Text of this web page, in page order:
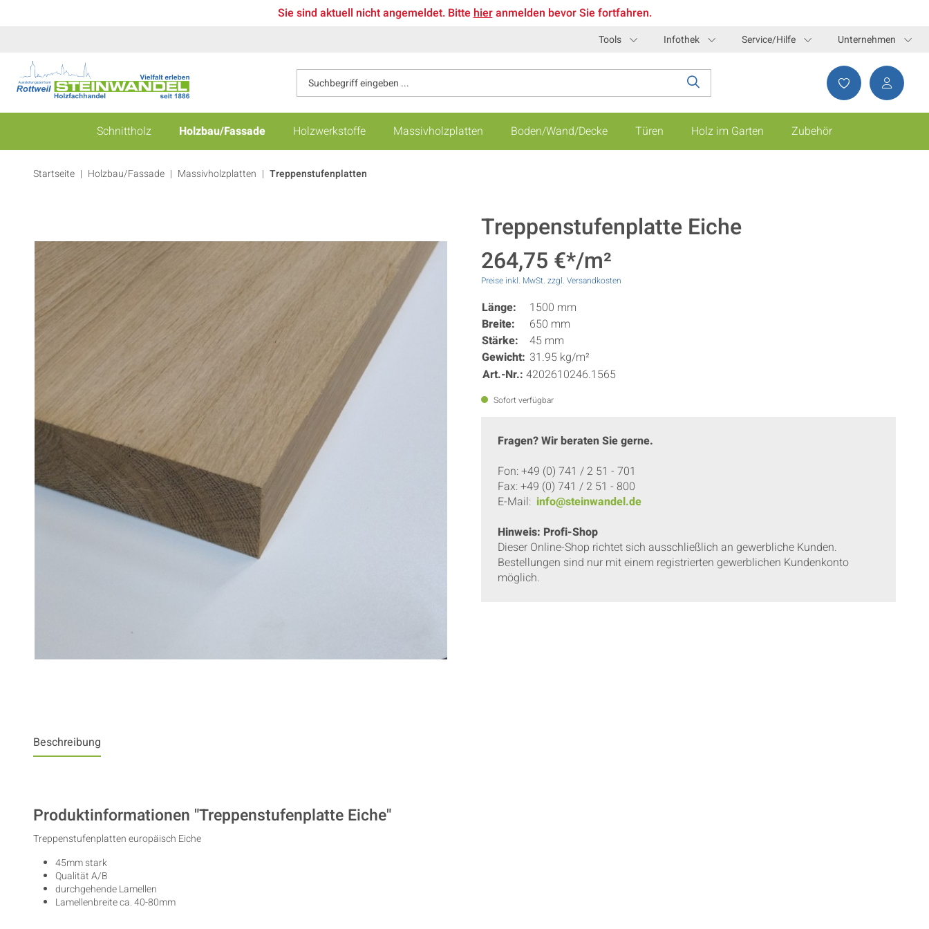
Sie sind aktuell nicht angemeldet. Bittehieranmelden bevor Sie fortfahren.
Tools Infothek Service/Hilfe Unternehmen
Schnittholz Holzbau/Fassade Holzwerkstoffe Massivholzplatten Boden/Wand/Decke Türen Holz im Garten Zubehör
Startseite Holzbau/Fassade | Massivholzplatten | Treppenstufenplatten
Treppenstufenplatte Eiche
264,75 €*/m²
Preise inkl. MwSt. zzgl. Versandkosten
Länge:
1500 mm
Breite:
650 mm
Stärke:
45 mm
Gewicht: 31.95 kg/m²
Art.-Nr.: 4202610246.1565
Sofort verfügbar
Fragen? Wir beraten Sie gerne.
Fon: +49 (0) 741 / 2 51 - 701
Fax: +49 (0) 741 / 2 51 - 800
E-Mail: info@steinwandel.de
Hinweis: Profi-Shop
Dieser Online-Shop richtet sich ausschließlich an gewerbliche Kunden.
Bestellungen sind nur mit einem registrierten gewerblichen Kundenkonto
möglich.
Beschreibung
Produktinformationen "Treppenstufenplatte Eiche"
Treppenstufenplatten europäisch Eiche
45mm stark
Qualität A/B
durchgehende Lamellen
Lamellenbreite ca. 40-80mm